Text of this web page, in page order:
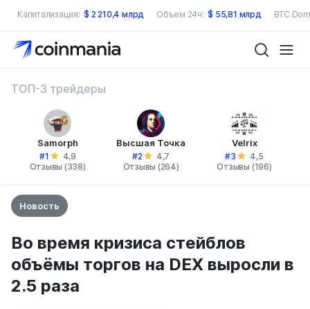
Капитализация: $ 2 210,4 млрд Объем 24ч: $ 55,81 млрд BTC
ТОП-3 трейдеры
Samorph
#1
4,9
Отзывы (338)
Высшая Точка
#2
4,7
Отзывы (264)
Velrix
#3
4,5
Отзывы (196)
Новость
Во время кризиса стейблов
объёмы торгов на DEX выросли в
2.5 раза